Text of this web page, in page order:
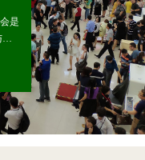
是
服
6
海